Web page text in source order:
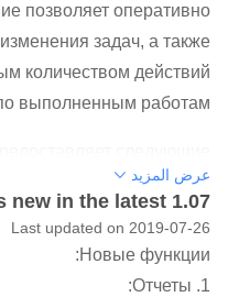
позволяет оперативно
задач, а также
количеством действий
выполненным работам.
возможности:
задачами. Минимизация
при работе с задачами;
основанная на ролях,
عرض المزيد
new in the latest 1.07
Last updated on 2019-07-26
Новые функции:
1. Отчеты: